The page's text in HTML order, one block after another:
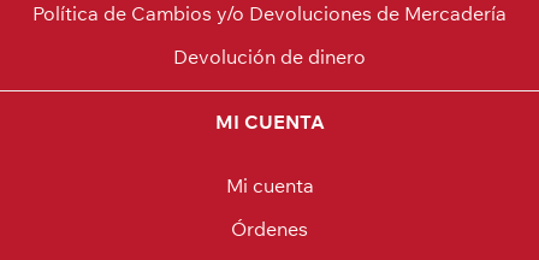
Política de Cambios y/o Devoluciones de Mercadería
Devolución de dinero
MI CUENTA
Mi cuenta
Órdenes